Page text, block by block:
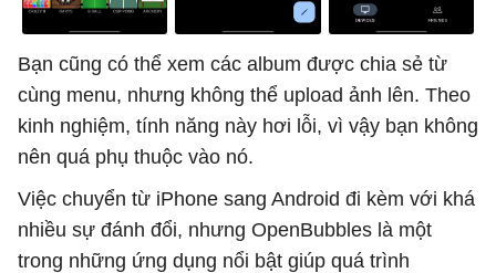
Bạn cũng có thể xem các album được chia sẻ từ
cùng menu, nhưng không thể upload ảnh lên. Theo
kinh nghiệm, tính năng này hơi lỗi, vì vậy bạn không
nên quá phụ thuộc vào nó.
Việc chuyển từ iPhone sang Android đi kèm với khá
nhiều sự đánh đổi, nhưng OpenBubbles là một
trong những ứng dụng nổi bật giúp quá trình